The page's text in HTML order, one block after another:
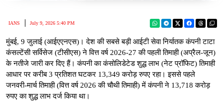
IANS July 9, 2026 5:40 PM
मुंबई, 9 जुलाई (आईएएनएस)। देश की सबसे बड़ी आईटी सेवा निर्यातक कंपनी टाटा
कंसल्टेंसी सर्विसेज (टीसीएस) ने वित्त वर्ष 2026-27 की पहली तिमाही (अप्रैल-जून)
के नतीजे जारी कर दिए हैं। कंपनी का कंसोलिडेटेड शुद्ध लाभ (नेट प्रॉफिट) तिमाही
आधार पर करीब 3 प्रतिशत घटकर 13,349 करोड़ रुपए रहा। इससे पहले
जनवरी-मार्च तिमाही (वित्त वर्ष 2026 की चौथी तिमाही) में कंपनी ने 13,718 करोड़
रुपए का शुद्ध लाभ दर्ज किया था।